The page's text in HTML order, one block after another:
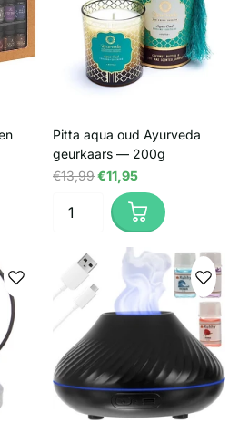
Pitta aqua oud Ayurveda
geurkaars — 200g
€13,99€11,95